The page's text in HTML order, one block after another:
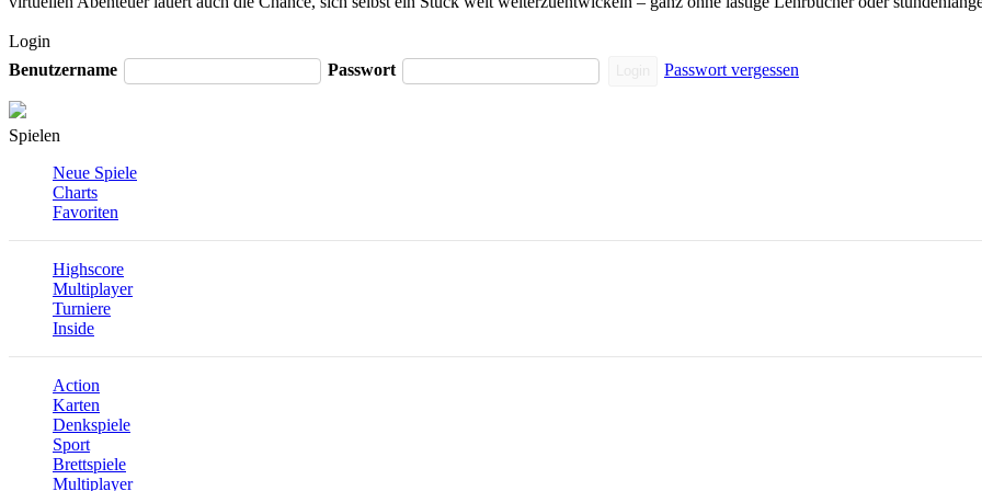
Login
Benutzername
Passwort Passwort vergessen
Spielen
Neue Spiele
Charts
Favoriten
Highscore
Multiplayer
Turniere
Inside
Action
Karten
Denkspiele
Sport
Brettspiele
Multiplayer